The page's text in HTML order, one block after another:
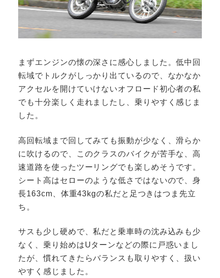
まずエンジンの懐の深さに感心しました。低中回
転域でトルクがしっかり出ているので、なかなか
アクセルを開けていけないオフロード初心者の私
でも十分楽しく走れましたし、乗りやすく感じま
した。
高回転域まで回してみても振動が少なく、滑らか
に吹けるので、このクラスのバイクが苦手な、高
速道路を使ったツーリングでも楽しめそうです。
シート高はセローのような低さではないので、身
長163cm、体重43kgの私だと足つきはつま先立
ち。
サスも少し硬めで、私だと乗車時の沈み込みも少
なく、乗り始めはUターンなどの際に戸惑いまし
たが、慣れてきたらバランスも取りやすく、扱い
やすく感じました。